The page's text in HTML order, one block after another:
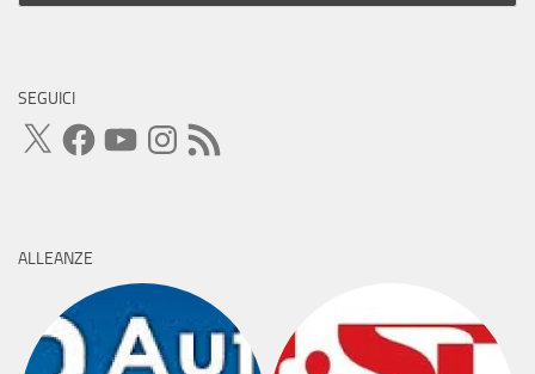
SEGUICI
X FacebookYouTubeInstagram
Feed
RSS
ALLEANZE